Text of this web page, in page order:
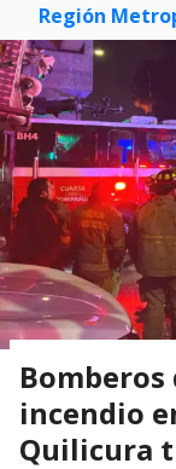
Región
incendio
Quilicura